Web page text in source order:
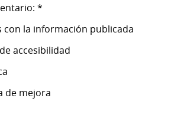
*
con la información publicada
accesibilidad
de mejora